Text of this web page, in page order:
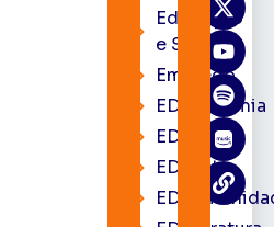
Educação
e Saúde
Emprego
EDacademia
EDbrasília
EDcast